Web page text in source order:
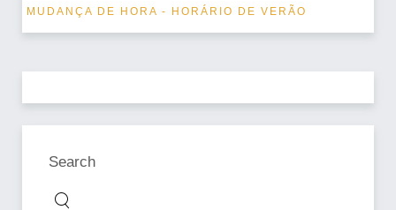
MUDANÇA DE HORA - HORÁRIO DE VERÃO
Search